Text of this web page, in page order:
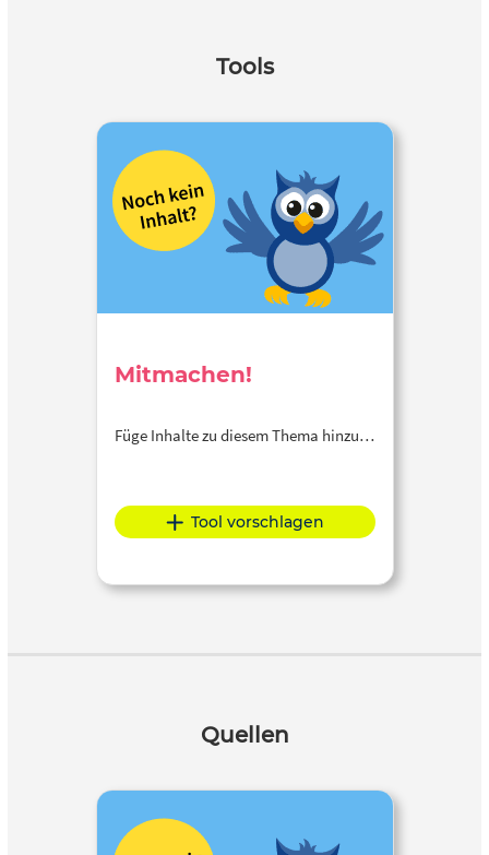
Tools
Mitmachen!
Füge Inhalte zu diesem Thema hinzu…
Tool vorschlagen
Quellen